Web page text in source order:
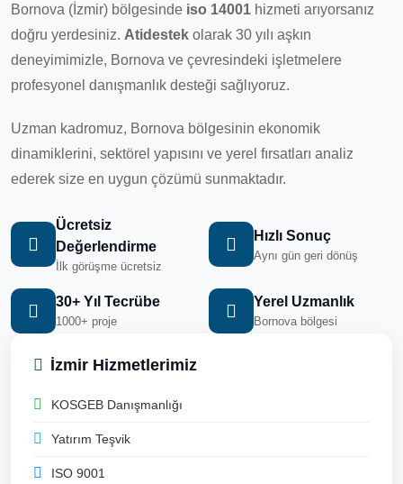
Bornova (İzmir) bölgesinde iso 14001 hizmeti arıyorsanız
doğru yerdesiniz. Atidestek olarak 30 yılı aşkın
deneyimimizle, Bornova ve çevresindeki işletmelere
profesyonel danışmanlık desteği sağlıyoruz.
Uzman kadromuz, Bornova bölgesinin ekonomik
dinamiklerini, sektörel yapısını ve yerel fırsatları analiz
ederek size en uygun çözümü sunmaktadır.
Ücretsiz
Değerlendirme
İlk görüşme ücretsiz
Hızlı Sonuç
Aynı gün geri dönüş
30+ Yıl Tecrübe
1000+ proje
Yerel Uzmanlık
Bornova bölgesi
İzmir Hizmetlerimiz
KOSGEB Danışmanlığı
Yatırım Teşvik
ISO 9001